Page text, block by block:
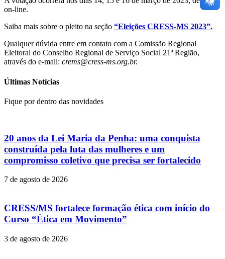
on-line.
Saiba mais sobre o pleito na seção “Eleições CRESS-MS 2023”.
Qualquer dúvida entre em contato com a Comissão Regional
Eleitoral do Conselho Regional de Serviço Social 21ª Região,
através do e-mail: crems@cress-ms.org.br.
Últimas Notícias
Fique por dentro das novidades
20 anos da Lei Maria da Penha: uma conquista
construída pela luta das mulheres e um
compromisso coletivo que precisa ser fortalecido
7 de agosto de 2026
CRESS/MS fortalece formação ética com início do
Curso “Ética em Movimento”
3 de agosto de 2026